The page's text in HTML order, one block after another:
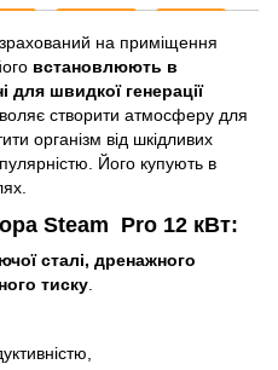
на приміщення
встановлюють в
для швидкої генерації
створити атмосферу для
організм від шкідливих
Його купують в
Steam Pro 12 кВт:
сталі, дренажного
тиску